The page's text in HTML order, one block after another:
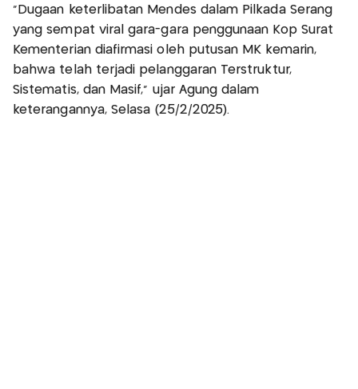
“Dugaan keterlibatan Mendes dalam Pilkada Serang
yang sempat viral gara-gara penggunaan Kop Surat
Kementerian diafirmasi oleh putusan MK kemarin,
bahwa telah terjadi pelanggaran Terstruktur,
Sistematis, dan Masif,” ujar Agung dalam
keterangannya, Selasa (25/2/2025).